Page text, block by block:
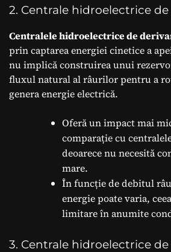
2. Centrale hidroelectrice
Centralele hidroelectrice de
prin captarea energiei cinetice a
nu implică construirea unui
fluxul natural al râurilor pentru a
genera energie electrică.
Oferă un impact mai
comparație cu
deoarece nu necesită
mare.
În funcție de debitul
energie poate varia,
limitare în anumite
3. Centrale hidroelectrice